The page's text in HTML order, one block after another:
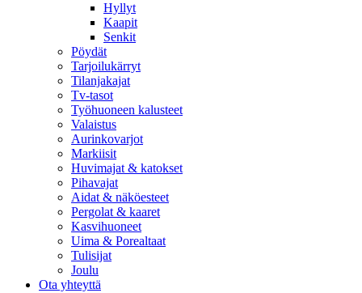
Hyllyt
Kaapit
Senkit
Pöydät
Tarjoilukärryt
Tilanjakajat
Tv-tasot
Työhuoneen kalusteet
Valaistus
Aurinkovarjot
Markiisit
Huvimajat & katokset
Pihavajat
Aidat & näköesteet
Pergolat & kaaret
Kasvihuoneet
Uima & Porealtaat
Tulisijat
Joulu
Ota yhteyttä